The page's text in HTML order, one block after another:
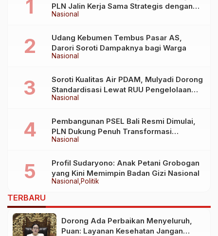
Nasional
PLN Jalin Kerja Sama Strategis dengan
Kementerian Kelautan dan Perikanan
Nasional
Udang Kebumen Tembus Pasar AS,
Darori Soroti Dampaknya bagi Warga
Nasional
Soroti Kualitas Air PDAM, Mulyadi Dorong
Standardisasi Lewat RUU Pengelolaan
Air Minum
Nasional
Pembangunan PSEL Bali Resmi Dimulai,
PLN Dukung Penuh Transformasi
Nasional Pengelolaan Sampah Jadi
Nasional Politik
Profil Sudaryono: Anak Petani Grobogan
yang Kini Memimpin Badan Gizi Nasional
TERBARU
Dorong Ada Perbaikan Menyeluruh,
Puan: Layanan Kesehatan Jangan